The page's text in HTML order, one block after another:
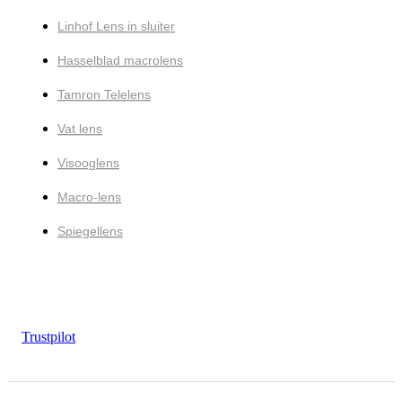
Linhof Lens in sluiter
Hasselblad macrolens
Tamron Telelens
Vat lens
Visooglens
Macro-lens
Spiegellens
Trustpilot